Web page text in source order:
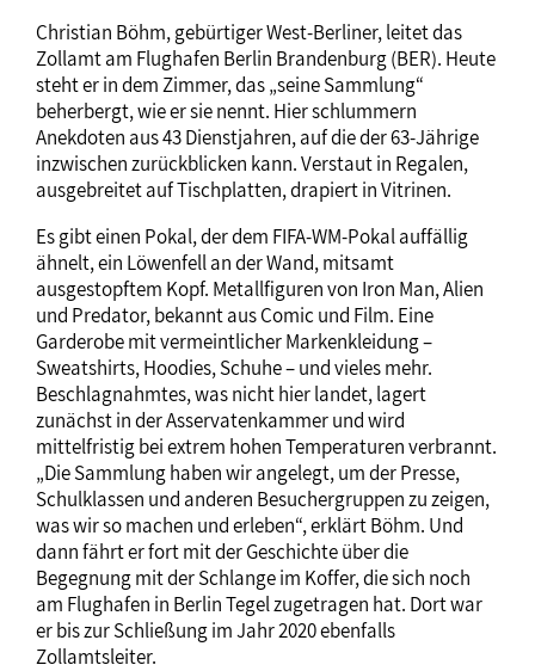
Christian Böhm, gebürtiger West-Berliner, leitet das
Zollamt am Flughafen Berlin Brandenburg (BER). Heute
steht er in dem Zimmer, das „seine Sammlung“
beherbergt, wie er sie nennt. Hier schlummern
Anekdoten aus 43 Dienstjahren, auf die der 63-Jährige
inzwischen zurückblicken kann. Verstaut in Regalen,
ausgebreitet auf Tischplatten, drapiert in Vitrinen.
Es gibt einen Pokal, der dem FIFA-WM-Pokal auffällig
ähnelt, ein Löwenfell an der Wand, mitsamt
ausgestopftem Kopf. Metallfiguren von Iron Man, Alien
und Predator, bekannt aus Comic und Film. Eine
Garderobe mit vermeintlicher Markenkleidung –
Sweatshirts, Hoodies, Schuhe – und vieles mehr.
Beschlagnahmtes, was nicht hier landet, lagert
zunächst in der Asservatenkammer und wird
mittelfristig bei extrem hohen Temperaturen verbrannt.
„Die Sammlung haben wir angelegt, um der Presse,
Schulklassen und anderen Besuchergruppen zu zeigen,
was wir so machen und erleben“, erklärt Böhm. Und
dann fährt er fort mit der Geschichte über die
Begegnung mit der Schlange im Koffer, die sich noch
am Flughafen in Berlin Tegel zugetragen hat. Dort war
er bis zur Schließung im Jahr 2020 ebenfalls
Zollamtsleiter.